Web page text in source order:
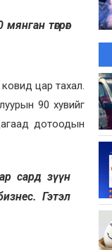
төгрөг
цар тахал.
90 хувийг
дотоодын
сард зүүн
Гэтэл